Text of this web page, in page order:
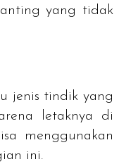
yang tidak
jenis tindik yang
letaknya di
menggunakan
ini.